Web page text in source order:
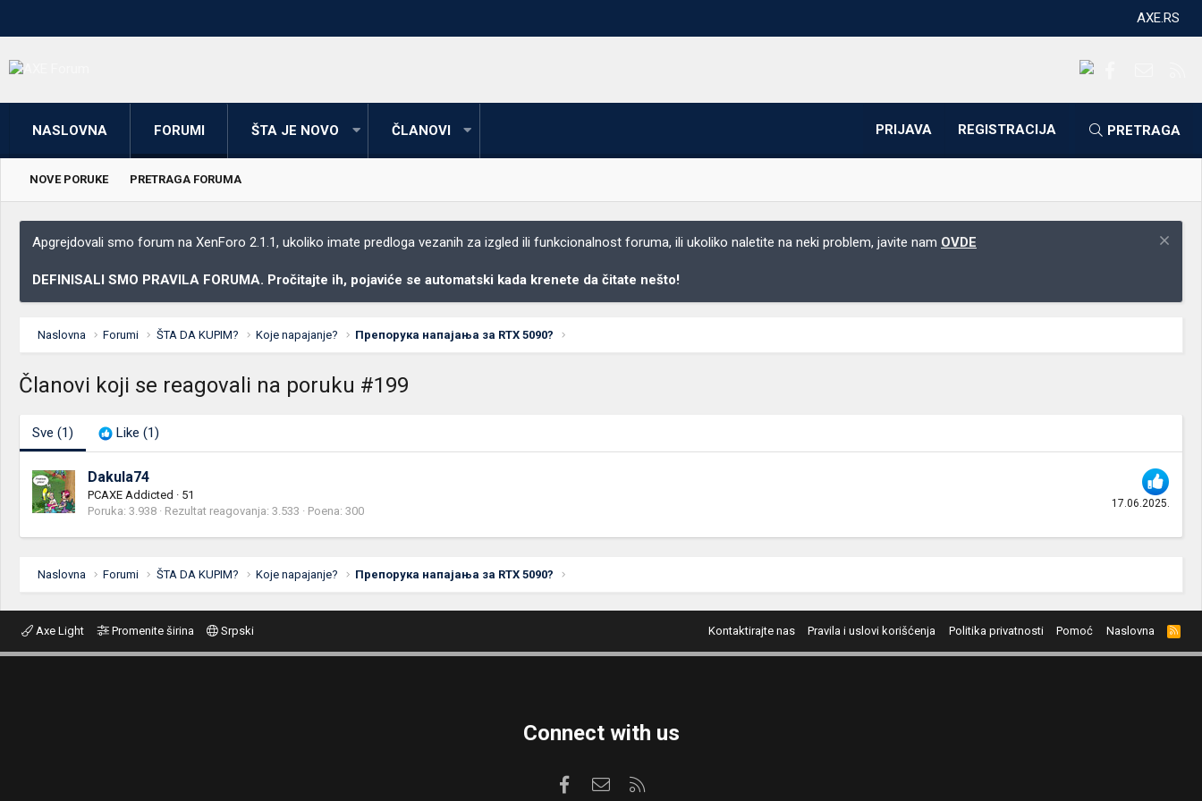
AXE.RS
NASLOVNA FORUMI ŠTA JE NOVO ČLANOVI PRIJAVA REGISTRACIJA PRETRAGA
NOVE PORUKE PRETRAGA FORUMA
Apgrejdovali smo forum na XenForo 2.1.1, ukoliko imate predloga vezanih za izgled ili funkcionalnost foruma, ili ukoliko naletite na neki problem, javite nam OVDE
DEFINISALI SMO PRAVILA FORUMA. Pročitajte ih, pojaviće se automatski kada krenete da čitate nešto!
Naslovna Forumi ŠTA DA KUPIM? Koje napajanje? Препорука напајања за RTX 5090?
Članovi koji se reagovali na poruku #199
Sve (1) Like (1)
17.06.2025.
Dakula74
PCAXE Addicted · 51
Poruka 3.938 Rezultat reagovanja 3.533 Poena 300
Naslovna Forumi ŠTA DA KUPIM? Koje napajanje? Препорука напајања за RTX 5090?
Axe Light Promenite širina Srpski Kontaktirajte nas Pravila i uslovi korišćenja Politika privatnosti Pomoć Naslovna
R
S
S
Connect with us
FacebookKontaktirajte nas